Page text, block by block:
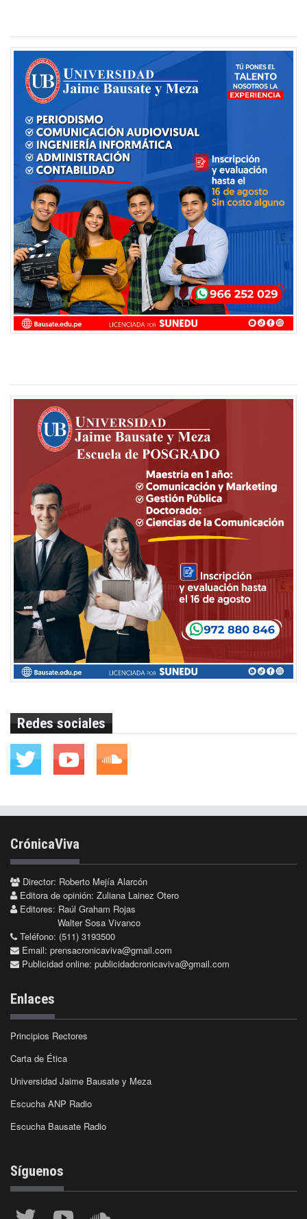
Redes sociales
CrónicaViva
Director: Roberto Mejía Alarcón
Editora de opinión: Zuliana Lainez Otero
Editores: Raúl Graham Rojas
Walter Sosa Vivanco
Teléfono: (511) 3193500
Email: prensacronicaviva@gmail.com
Publicidad online: publicidadcronicaviva@gmail.com
Enlaces
Principios Rectores
Carta de Ética
Universidad Jaime Bausate y Meza
Escucha ANP Radio
Escucha Bausate Radio
Síguenos